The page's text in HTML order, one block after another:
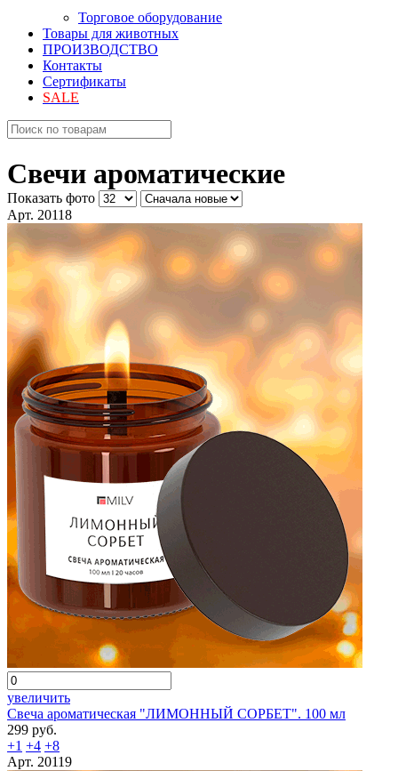
Торговое оборудование
Товары для животных
ПРОИЗВОДСТВО
Контакты
Сертификаты
SALE
Свечи ароматические
Показать фото
Арт. 20118
увеличить
Свеча ароматическая "ЛИМОННЫЙ СОРБЕТ". 100 мл
299 руб.
+1 +4 +8
Арт. 20119